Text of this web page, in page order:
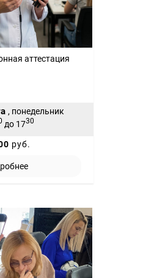
аттестация
, понедельник
до 1730
руб.